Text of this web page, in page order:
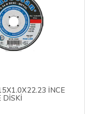
İNCE
DİSKİ